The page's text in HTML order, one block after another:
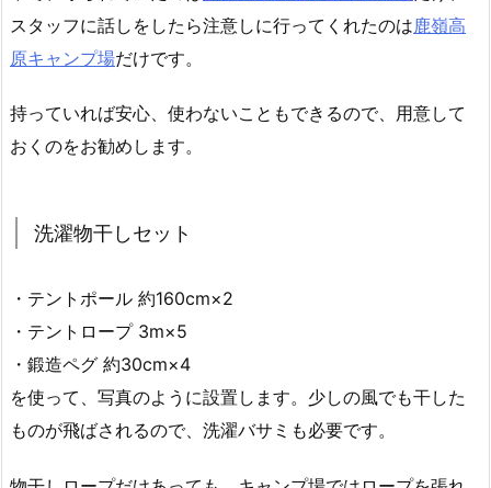
スタッフに話しをしたら注意しに行ってくれたのは鹿嶺高
原キャンプ場だけです。
持っていれば安心、使わないこともできるので、用意して
おくのをお勧めします。
洗濯物干しセット
・テントポール 約160cm×2
・テントロープ 3m×5
・鍛造ペグ 約30cm×4
を使って、写真のように設置します。少しの風でも干した
ものが飛ばされるので、洗濯バサミも必要です。